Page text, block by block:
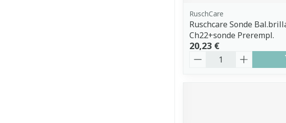
RuschCare
Ruschcare Sonde
Ch22+sonde Prerempl.
20,23 €
Quantité